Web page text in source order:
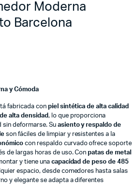
Moderna
Barcelona
y Cómoda
fabricada con piel sintética de alta calidad
alta densidad, lo que proporciona
deformarse. Su asiento y respaldo de
son fáciles de limpiar y resistentes a la
con respaldo curvado ofrece soporte
de largas horas de uso. Conpatas de metal
y tiene una capacidad de peso de 485
espacio, desde comedores hasta salas
y elegante se adapta a diferentes